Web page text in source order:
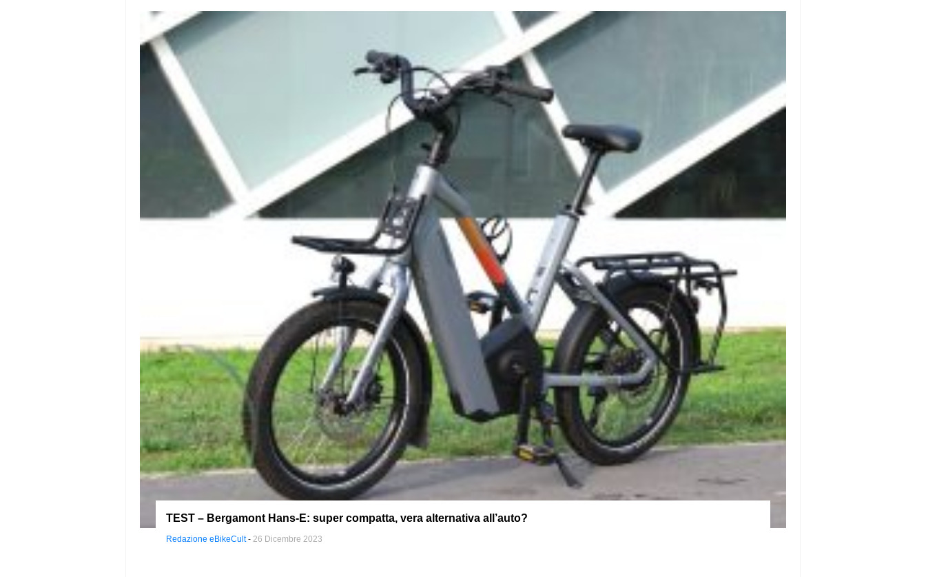
TEST – Bergamont Hans-E: super compatta, vera alternativa all’auto?
Redazione eBikeCult-26 Dicembre 2023